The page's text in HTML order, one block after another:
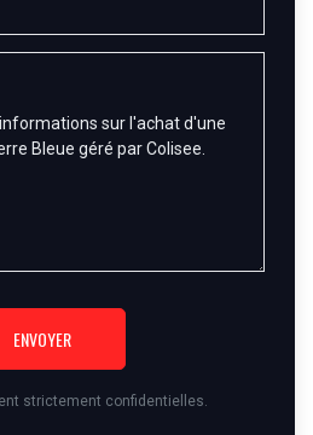
ENVOYER
strictement confidentielles.